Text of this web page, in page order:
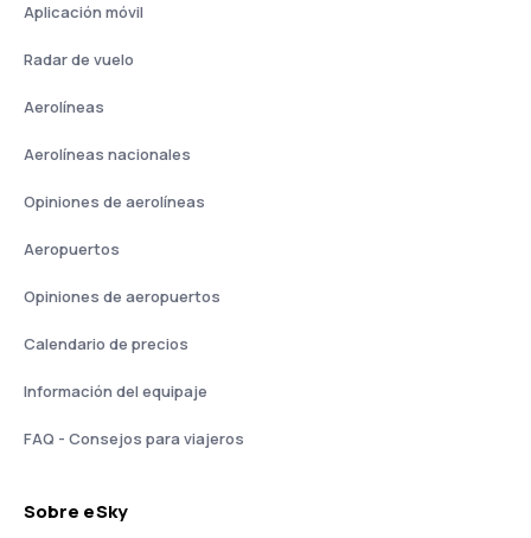
Aplicación móvil
Radar de vuelo
Aerolíneas
Aerolíneas nacionales
Opiniones de aerolíneas
Aeropuertos
Opiniones de aeropuertos
Calendario de precios
Información del equipaje
FAQ - Consejos para viajeros
Sobre eSky